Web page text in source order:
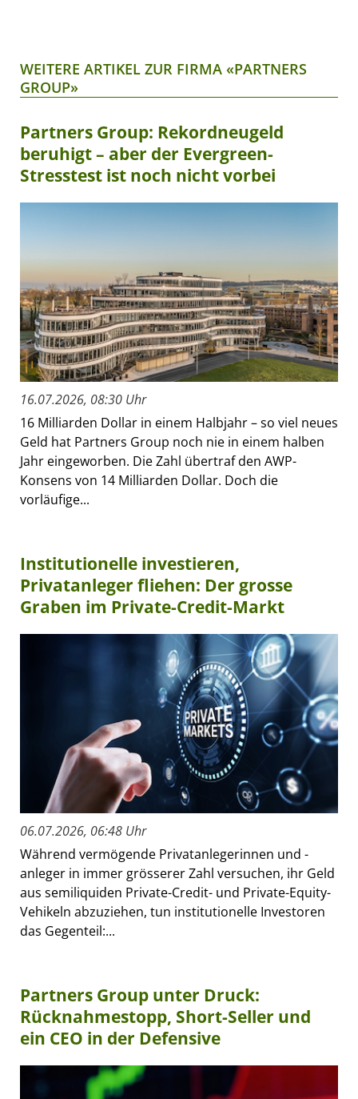
WEITERE ARTIKEL ZUR FIRMA «PARTNERS
GROUP»
Partners Group: Rekordneugeld
beruhigt – aber der Evergreen-
Stresstest ist noch nicht vorbei
16.07.2026, 08:30 Uhr
16 Milliarden Dollar in einem Halbjahr – so viel neues
Geld hat Partners Group noch nie in einem halben
Jahr eingeworben. Die Zahl übertraf den AWP-
Konsens von 14 Milliarden Dollar. Doch die
vorläufige...
Institutionelle investieren,
Privatanleger fliehen: Der grosse
Graben im Private-Credit-Markt
06.07.2026, 06:48 Uhr
Während vermögende Privatanlegerinnen und -
anleger in immer grösserer Zahl versuchen, ihr Geld
aus semiliquiden Private-Credit- und Private-Equity-
Vehikeln abzuziehen, tun institutionelle Investoren
das Gegenteil:...
Partners Group unter Druck:
Rücknahmestopp, Short-Seller und
ein CEO in der Defensive